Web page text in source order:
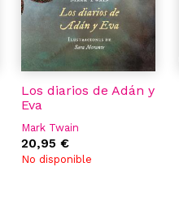
Los diarios de Adán y
Eva
Mark Twain
20,95 €
No disponible